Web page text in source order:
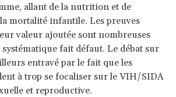
allant de la nutrition et de
mortalité infantile. Les preuves
valeur ajoutée sont nombreuses
fait défaut. Le débat sur
entravé par le fait que les
à trop se focaliser sur le VIH/SIDA
et reproductive.